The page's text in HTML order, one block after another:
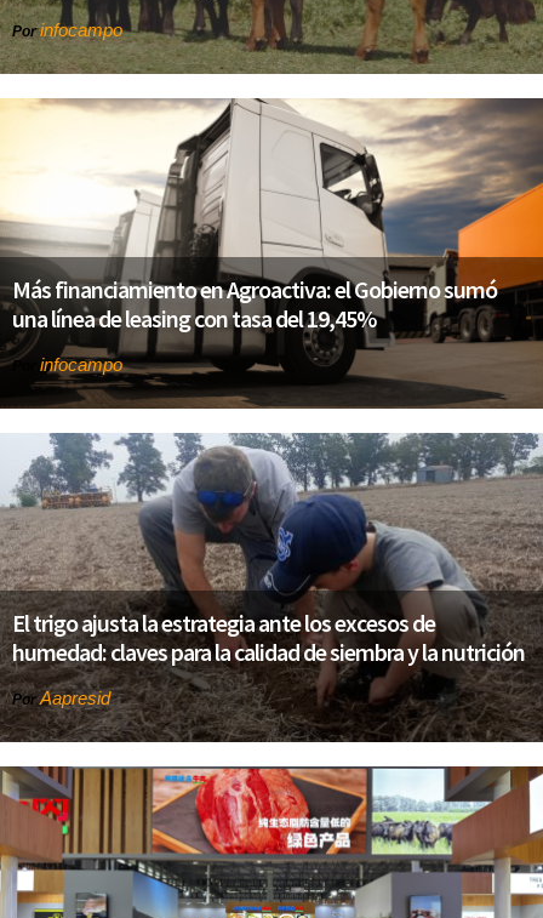
Porinfocampo
Más financiamiento en Agroactiva: el Gobierno sumó
una línea de leasing con tasa del 19,45%
Por infocampo
El trigo ajusta la estrategia ante los excesos de
humedad: claves para la calidad de siembra y la nutrición
PorAapresid